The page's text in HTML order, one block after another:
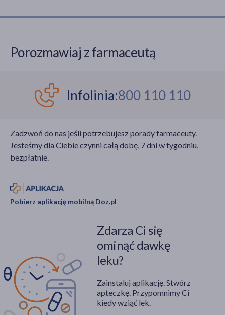
Porozmawiaj z farmaceutą
Infolinia:800 110 110
Zadzwoń do nas jeśli potrzebujesz porady farmaceuty.
Jesteśmy dla Ciebie czynni całą dobę, 7 dni w tygodniu,
bezpłatnie.
Pobierz aplikację mobilną Doz.pl
Zdarza Ci się
ominąć dawkę
leku?
Zainstaluj aplikację. Stwórz
apteczkę. Przypomnimy Ci
kiedy wziąć lek.